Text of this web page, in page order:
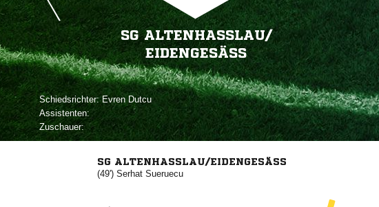
SG ALTENHASSLAU/​E
IDENGESÄSS
Schiedsrichter:  
Assistenten:
Zuschauer:
SG ALTENHASSLAU/EIDENGESÄSS
(49') 